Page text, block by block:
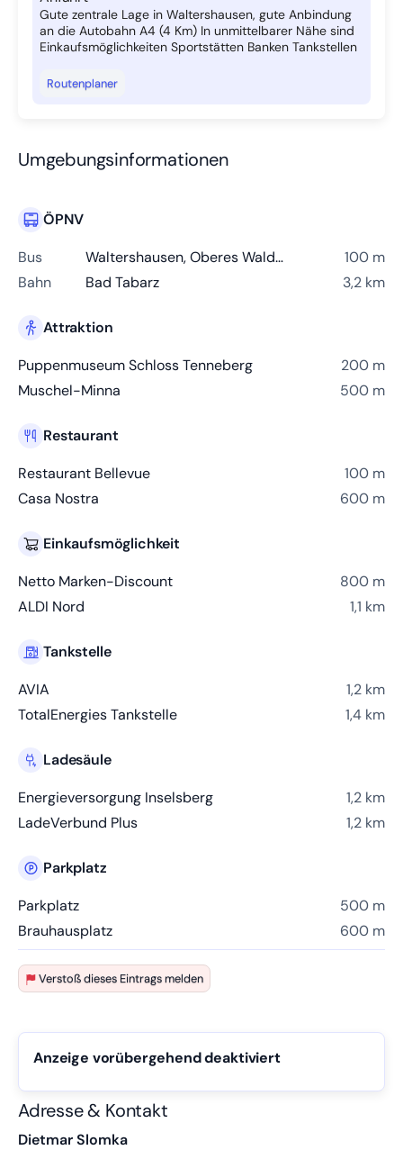
Gute zentrale Lage in Waltershausen, gute Anbindung
an die Autobahn A4 (4 Km) In unmittelbarer Nähe sind
Einkaufsmöglichkeiten Sportstätten Banken Tankstellen
Routenplaner
Umgebungsinformationen
ÖPNV
Bus
Waltershausen, Oberes Waldtor
100 m
Bahn
Bad Tabarz 3,2 km
Attraktion
Puppenmuseum Schloss Tenneberg
200 m
Muschel-Minna
500 m
Restaurant
Restaurant Bellevue
100 m
Casa Nostra
600 m
Einkaufsmöglichkeit
Netto Marken-Discount
800 m
ALDI Nord
1,1 km
Tankstelle
AVIA
1,2 km
TotalEnergies Tankstelle
1,4 km
Ladesäule
Energieversorgung Inselsberg
1,2 km
LadeVerbund Plus
1,2 km
Parkplatz
Parkplatz
500 m
Brauhausplatz
600 m
Verstoß dieses Eintrags melden
Anzeige vorübergehend deaktiviert
Adresse & Kontakt
Dietmar Slomka